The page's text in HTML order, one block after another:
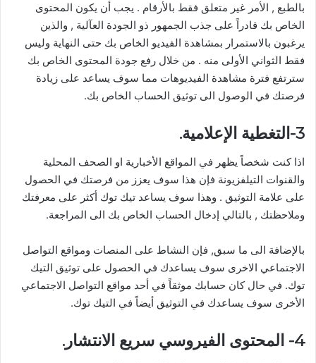
بالطبع , الأمر غير متعلق فقط بالأرقام . يجب أن يكون المحتوى
الخاص بك قادراً على جذب الجمهور ذو الجودة العآلية , والذين
يرغبون بالاستمرار بمشاهدة الفيديو الخاص بك حتى النهاية وليس
فقط الثواني الأولى منه . من خلال رفع جودة المحتوى الخاص بك
سترتفع فترة مشاهدة الفيديوهات مما سوف يساعد على زيادة
فرصتك في الوصول الى توثيق الحساب الخاص بك.
3-التغطية الإعلامية.
اذا كنت شخصاً يظهر في المواقع الأخبارية او الصحف المحلية
والقنوات التيلفزيونة فإن هذا سوف يعزز من فرصتك في الحصول
على علامة التوثيق . وهذا سوف يساعد تيك توك أكثر على معرفتك
وملاحظتك , بالتالي إدخال الحساب الخاص بك الى المراجعة.
بالإضافة الى ما سبق, فإن النشاط على المنصات ومواقع التواصل
الاجتماعي الاخرى سوف يساعدك في الحصول على توثيق التيك
توك. في حال كان حسابك موثقاً في أحد مواقع التواصل الاجتماعي
الأخرى سوف يساعدك في التوثيق أيضاً في التيك توك.
4- المحتوى الفيروسي سريع الانتشار.